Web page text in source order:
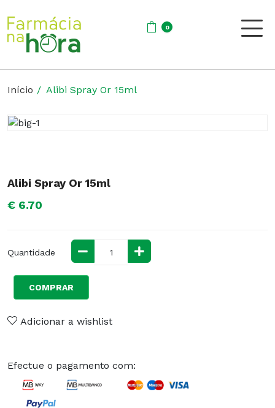
0
Início Alibi Spray Or 15ml
Alibi Spray Or 15ml
€ 6.70
Quantidade
COMPRAR
Adicionar a wishlist
Efectue o pagamento com: